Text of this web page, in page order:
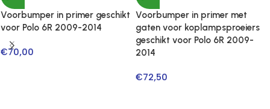
Voorbumper in primer geschikt
voor Polo 6R 2009-2014
€70,00
Voorbumper in primer met
gaten voor koplampsproeiers
geschikt voor Polo 6R 2009-
2014
€72,50